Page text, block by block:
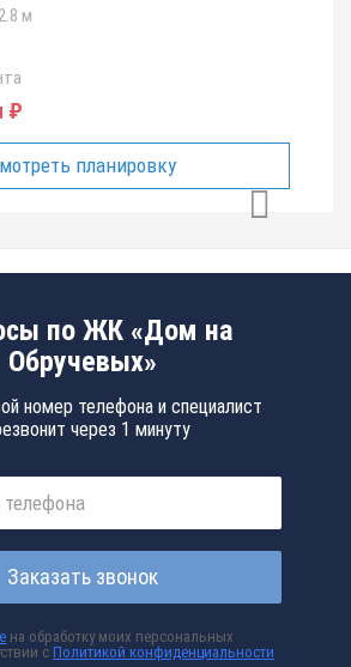
2.8 м
₽
планировку
по ЖК «Дом на
Обручевых»
номер телефона и специалист
через 1 минуту
Заказать звонок
на обработку моих персональных
сПолитикой конфиденциальности